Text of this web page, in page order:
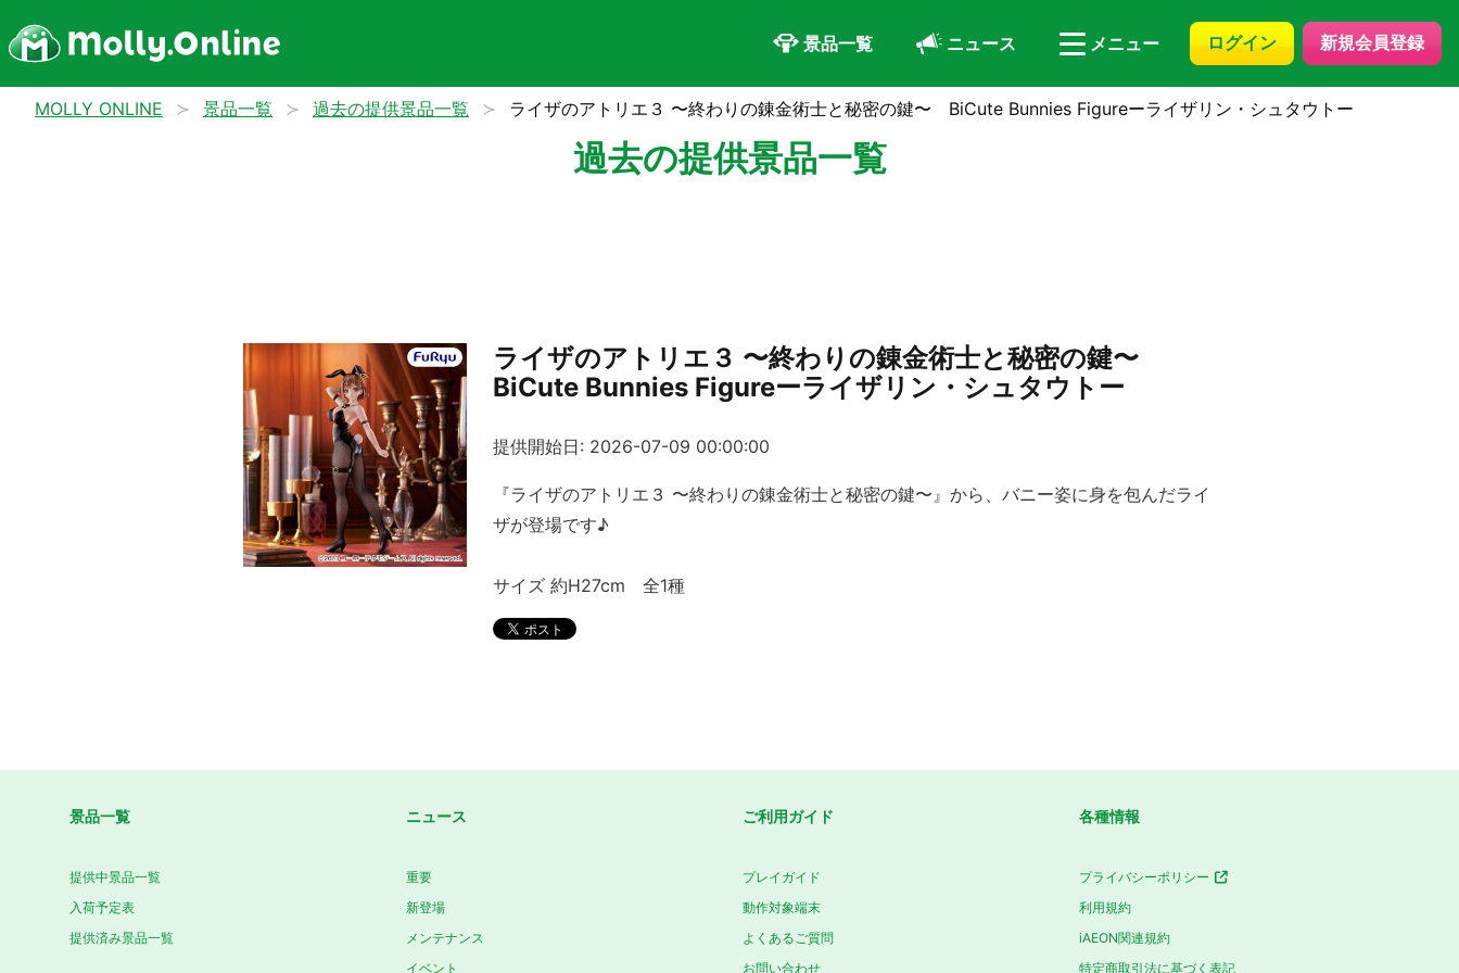
景品一覧 ニュース メニュー ログイン 新規会員登録
MOLLY ONLINE 景品一覧 過去の提供景品一覧 ライザのアトリエ３ 〜終わりの錬金術士と秘密の鍵〜 BiCute Bunnies Figureーライザリン・シュタウトー
過去の提供景品一覧
ライザのアトリエ３ 〜終わりの錬金術士と秘密の鍵〜
BiCute Bunnies Figureーライザリン・シュタウトー
提供開始日: 2026-07-09 00:00:00
『ライザのアトリエ３ 〜終わりの錬金術士と秘密の鍵〜』から、バニー姿に身を包んだライ
ザが登場です♪
サイズ 約H27cm 全1種
景品一覧
提供中景品一覧
入荷予定表
提供済み景品一覧
ニュース
重要
新登場
メンテナンス
イベント
ご利用ガイド
プレイガイド
動作対象端末
よくあるご質問
お問い合わせ
各種情報
プライバシーポリシー
利用規約
iAEON関連規約
特定商取引法に基づく表記